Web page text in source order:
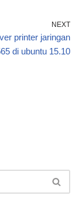
NEXT
printer jaringan
di ubuntu 15.10